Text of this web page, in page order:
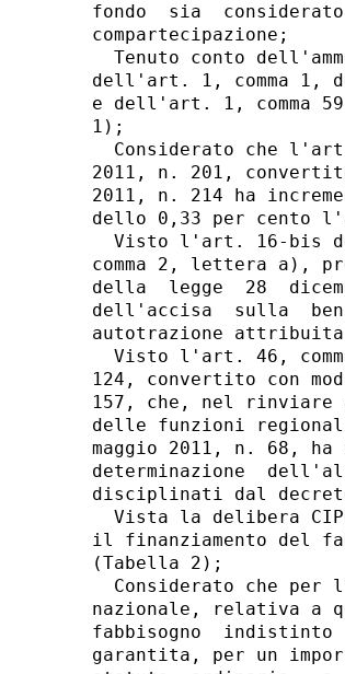
fondo  sia
compartecipazione;
Tenuto conto
dell'art. 1, comma 1,
e dell'art. 1, comma
1);
Considerato che
2011, n. 201,
2011, n. 214 ha
dello 0,33 per cento
Visto l'art. 16-bis
comma 2, lettera a),
della  legge  28
dell'accisa  sulla
autotrazione
Visto l'art. 46,
124, convertito con
157, che, nel rinviare
delle funzioni
maggio 2011, n. 68,
determinazione
disciplinati dal
Vista la delibera
il finanziamento del
(Tabella 2);
Considerato che per
nazionale, relativa a
fabbisogno
garantita, per un